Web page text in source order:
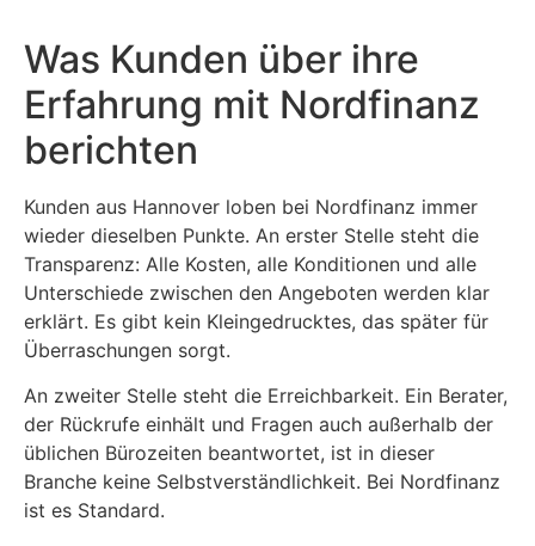
Was Kunden über ihre
Erfahrung mit Nordfinanz
berichten
Kunden aus Hannover loben bei Nordfinanz immer
wieder dieselben Punkte. An erster Stelle steht die
Transparenz: Alle Kosten, alle Konditionen und alle
Unterschiede zwischen den Angeboten werden klar
erklärt. Es gibt kein Kleingedrucktes, das später für
Überraschungen sorgt.
An zweiter Stelle steht die Erreichbarkeit. Ein Berater,
der Rückrufe einhält und Fragen auch außerhalb der
üblichen Bürozeiten beantwortet, ist in dieser
Branche keine Selbstverständlichkeit. Bei Nordfinanz
ist es Standard.